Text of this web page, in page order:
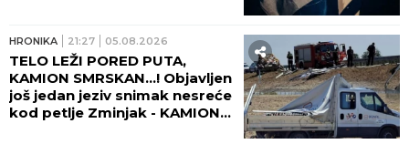
HRONIKA 21:27 05.08.2026
TELO LEŽI PORED PUTA,
KAMION SMRSKAN...! Objavljen
još jedan jeziv snimak nesreće
kod petlje Zminjak - KAMION